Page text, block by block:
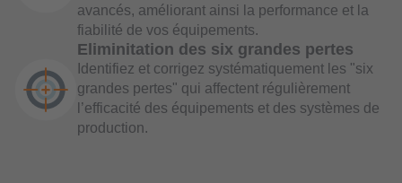
avancés, améliorant ainsi la performance et la
fiabilité de vos équipements.
Eliminitation des six grandes pertes
Identifiez et corrigez systématiquement les "six
grandes pertes" qui affectent régulièrement
l’efficacité des équipements et des systèmes de
production.